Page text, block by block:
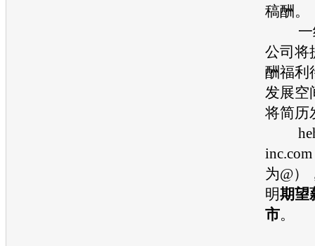
稿酬。
一经
公司将
酬福利
发展空
将简历
为@）
明期望
市。